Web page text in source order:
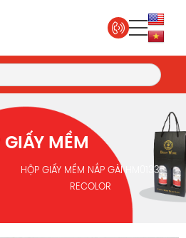
GIẤY MỀM
HỘP GIẤY MỀM NẮP GÀI HM0133
RECOLOR